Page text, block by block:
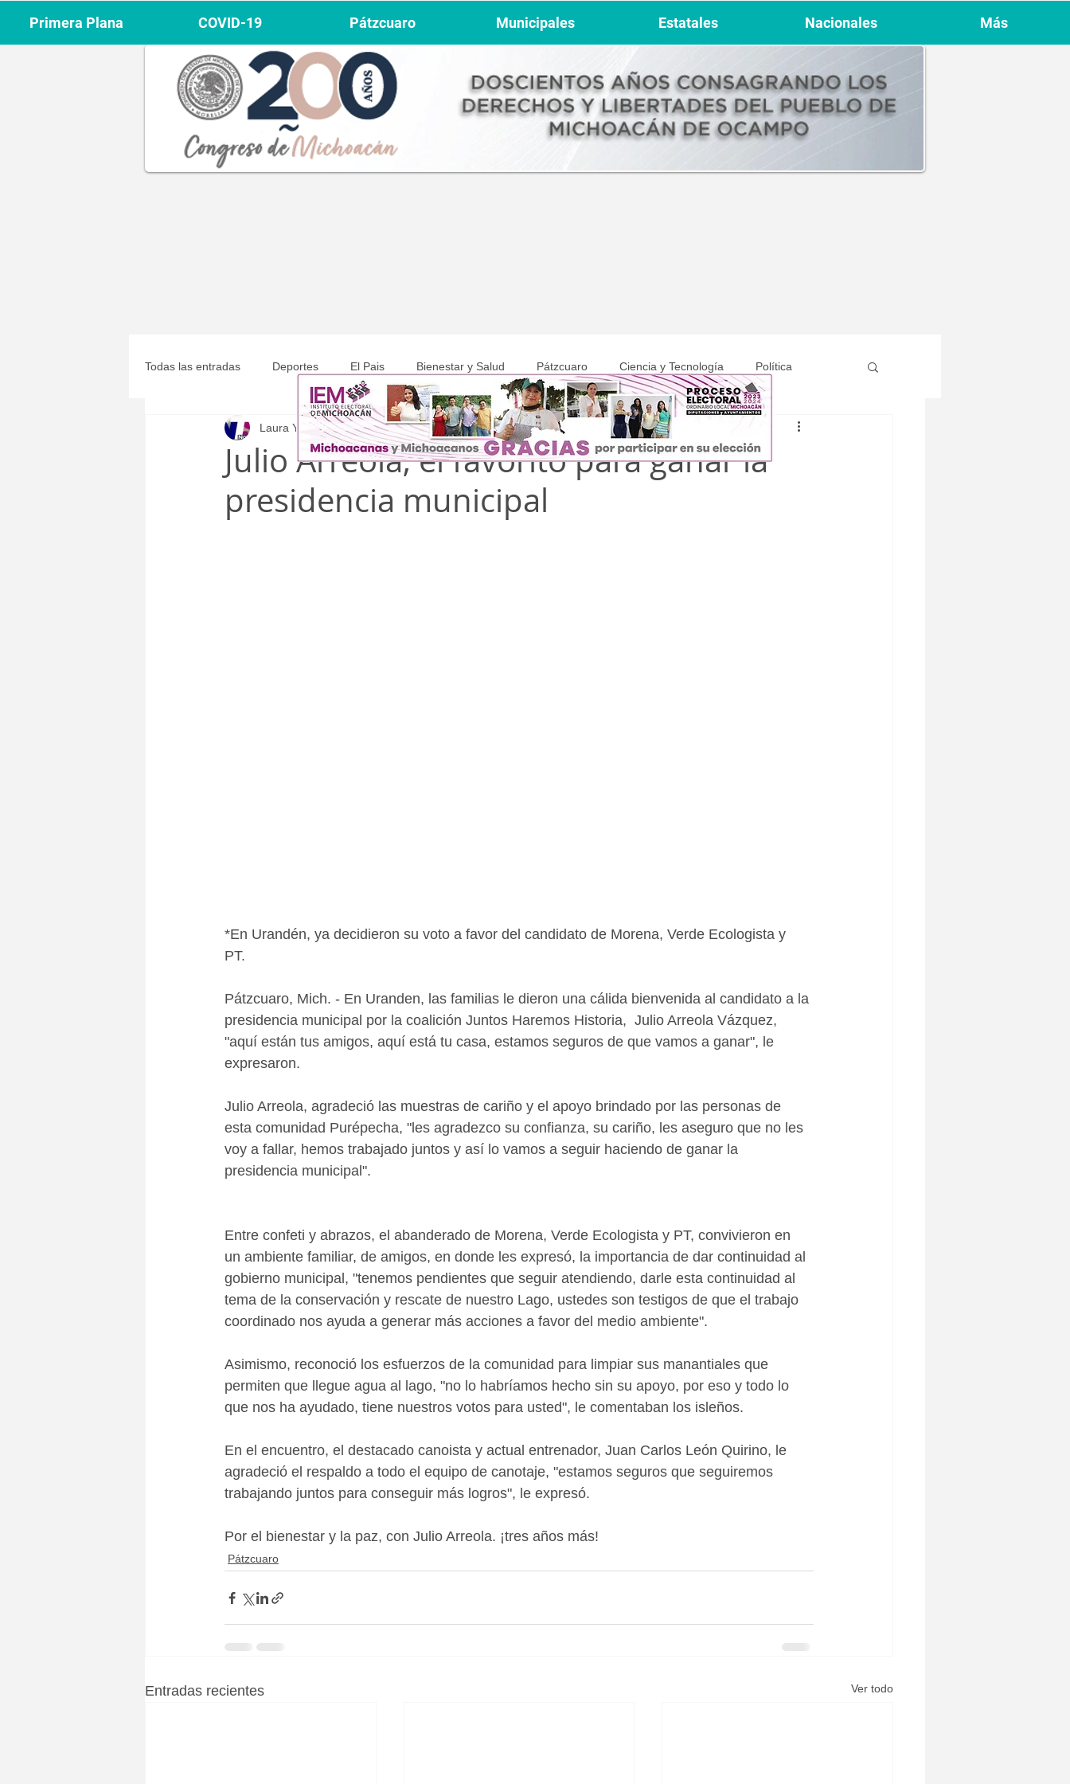
Todas las entradas Deportes El Pais Bienestar y Salud Pátzcuaro Ciencia y Tecnología Política
Michoacán Municipales COVID-19
Julio Arreola, el favorito para ganar la
presidencia municipal
Laura Yépez 6 may 2024 1 min de lectura
*En Urandén, ya decidieron su voto a favor del candidato de Morena, Verde Ecologista y
PT.
Pátzcuaro, Mich. - En Uranden, las familias le dieron una cálida bienvenida al candidato a la
presidencia municipal por la coalición Juntos Haremos Historia,  Julio Arreola Vázquez,
"aquí están tus amigos, aquí está tu casa, estamos seguros de que vamos a ganar", le
expresaron.
Julio Arreola, agradeció las muestras de cariño y el apoyo brindado por las personas de
esta comunidad Purépecha, "les agradezco su confianza, su cariño, les aseguro que no les
voy a fallar, hemos trabajado juntos y así lo vamos a seguir haciendo de ganar la
presidencia municipal".
Entre confeti y abrazos, el abanderado de Morena, Verde Ecologista y PT, convivieron en
un ambiente familiar, de amigos, en donde les expresó, la importancia de dar continuidad al
gobierno municipal, "tenemos pendientes que seguir atendiendo, darle esta continuidad al
tema de la conservación y rescate de nuestro Lago, ustedes son testigos de que el trabajo
coordinado nos ayuda a generar más acciones a favor del medio ambiente".
Asimismo, reconoció los esfuerzos de la comunidad para limpiar sus manantiales que
permiten que llegue agua al lago, "no lo habríamos hecho sin su apoyo, por eso y todo lo
que nos ha ayudado, tiene nuestros votos para usted", le comentaban los isleños.
En el encuentro, el destacado canoista y actual entrenador, Juan Carlos León Quirino, le
agradeció el respaldo a todo el equipo de canotaje, "estamos seguros que seguiremos
trabajando juntos para conseguir más logros", le expresó.
Por el bienestar y la paz, con Julio Arreola. ¡tres años más!
Pátzcuaro
Entradas recientes Ver todo
Primera Plana COVID-19 Pátzcuaro Municipales Estatales Nacionales Más